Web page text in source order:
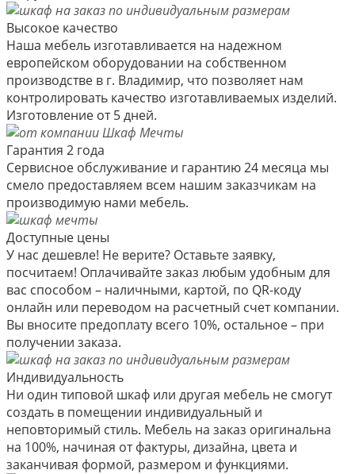
Высокое качество
Наша мебель изготавливается на надежном
европейском оборудовании на собственном
производстве в г. Владимир, что позволяет нам
контролировать качество изготавливаемых изделий.
Изготовление от 5 дней.
Гарантия 2 года
Сервисное обслуживание и гарантию 24 месяца мы
смело предоставляем всем нашим заказчикам на
производимую нами мебель.
Доступные цены
У нас дешевле! Не верите? Оставьте заявку,
посчитаем! Оплачивайте заказ любым удобным для
вас способом – наличными, картой, по QR-коду
онлайн или переводом на расчетный счет компании.
Вы вносите предоплату всего 10%, остальное – при
получении заказа.
Индивидуальность
Ни один типовой шкаф или другая мебель не смогут
создать в помещении индивидуальный и
неповторимый стиль. Мебель на заказ оригинальна
на 100%, начиная от фактуры, дизайна, цвета и
заканчивая формой, размером и функциями.